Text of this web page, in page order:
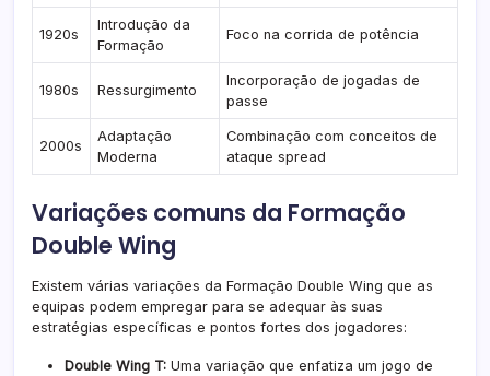
1920s
Introdução da
Formação
Foco na corrida de potência
1980s Ressurgimento
Incorporação de jogadas de
passe
2000s
Adaptação
Moderna
Combinação com conceitos de
ataque spread
Variações comuns da Formação
Double Wing
Existem várias variações da Formação Double Wing que as
equipas podem empregar para se adequar às suas
estratégias específicas e pontos fortes dos jogadores:
Double Wing T: Uma variação que enfatiza um jogo de